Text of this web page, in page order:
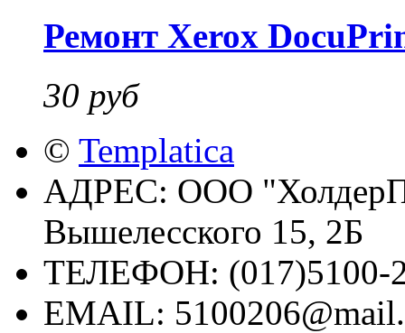
Ремонт Xerox
30 руб
© Templatica
АДРЕС: ООО
Вышелесского 15, 2Б
ТЕЛЕФОН: (017)5100-
EMAIL: